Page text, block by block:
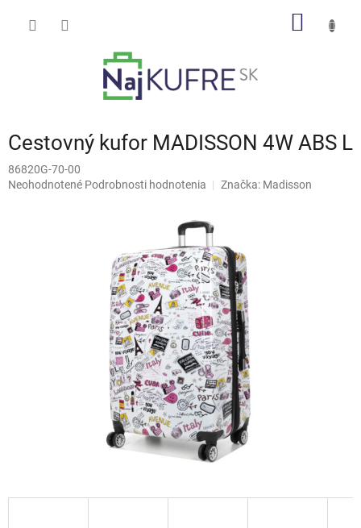
Cestovný kufor MADISSON 4W ABS L
86820G-70-00
Priemerné
Neohodnotené Podrobnosti hodnotenia Značka: Madisson